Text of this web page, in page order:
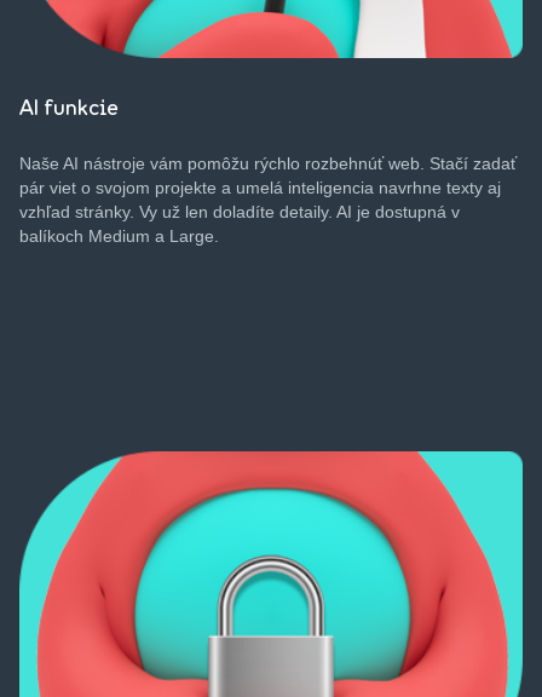
AI funkcie
Naše AI nástroje vám pomôžu rýchlo rozbehnúťweb. Stačí zadať
pár viet o svojom projekte a umelá inteligencia navrhne texty aj
vzhľad stránky. Vy už len doladíte detaily. AI je dostupná v
balíkoch Medium a Large.